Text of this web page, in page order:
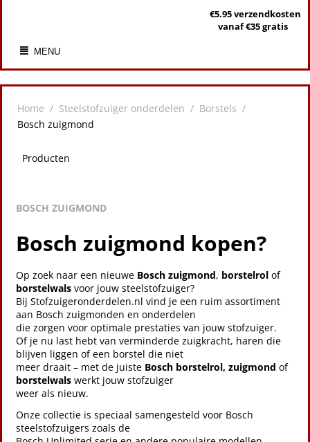
€5.95 verzendkosten
vanaf €35 gratis
MENU
Home / Steelstofzuiger onderdelen / Borstels /
Bosch zuigmond
Producten
BOSCH ZUIGMOND
Bosch zuigmond kopen?
Op zoek naar een nieuwe Bosch zuigmond, borstelrol of
borstelwals voor jouw steelstofzuiger?
Bij Stofzuigeronderdelen.nl vind je een ruim assortiment
aan Bosch zuigmonden en onderdelen
die zorgen voor optimale prestaties van jouw stofzuiger.
Of je nu last hebt van verminderde zuigkracht, haren die
blijven liggen of een borstel die niet
meer draait – met de juiste Bosch borstelrol, zuigmond of
borstelwals werkt jouw stofzuiger
weer als nieuw.
Onze collectie is speciaal samengesteld voor Bosch
steelstofzuigers zoals de